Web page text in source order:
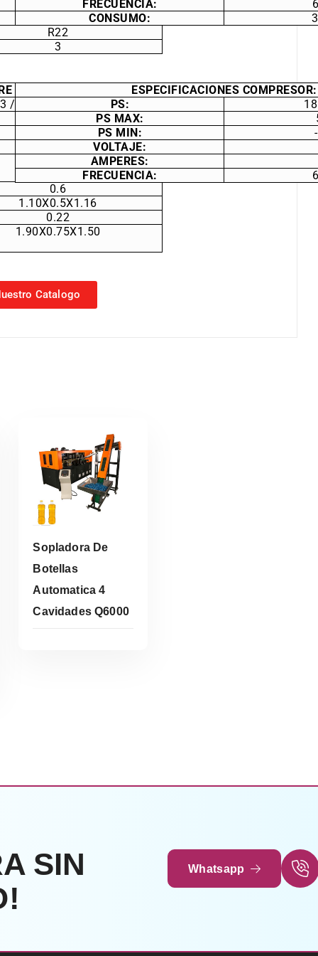
R22
3
FRECUENCIA:
CONSUMO:
/MPA KW 0.63/3.0 11
1.53X0.62X2.00
0.6
1.10X0.5X1.16
0.22
1.90X0.75X1.50
ESPECIFICACIONES COMPRESOR:
PS:
PS MAX:
PS MIN:
VOLTAJE:
AMPERES:
FRECUENCIA:
Catalogo
Sopladora De
Botellas
Automatica 4
Cavidades Q6000
SIN
Whatsapp